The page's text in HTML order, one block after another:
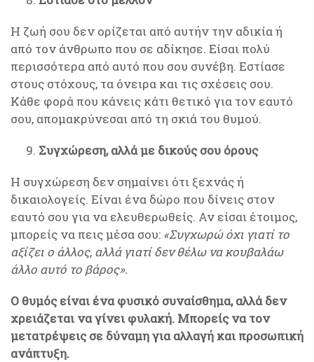
Η ζωή σου δεν ορίζεται από αυτήν την αδικία ή
από τον άνθρωπο που σε αδίκησε. Είσαι πολύ
περισσότερα από αυτό που σου συνέβη. Εστίασε
στους στόχους, τα όνειρα και τις σχέσεις σου.
Κάθε φορά που κάνεις κάτι θετικό για τον εαυτό
σου, απομακρύνεσαι από τη σκιά του θυμού.
Συγχώρεση, αλλά με δικούς σου όρους
Η συγχώρεση δεν σημαίνει ότι ξεχνάς ή
δικαιολογείς. Είναι ένα δώρο που δίνεις στον
εαυτό σου για να ελευθερωθείς. Αν είσαι έτοιμος,
μπορείς να πεις μέσα σου: «Συγχωρώ όχι γιατί το
αξίζει ο άλλος, αλλά γιατί δεν θέλω να κουβαλάω
άλλο αυτό το βάρος».
Ο θυμός είναι ένα φυσικό συναίσθημα, αλλά δεν
χρειάζεται να γίνει φυλακή. Μπορείς να τον
μετατρέψεις σε δύναμη για αλλαγή και προσωπική
ανάπτυξη.